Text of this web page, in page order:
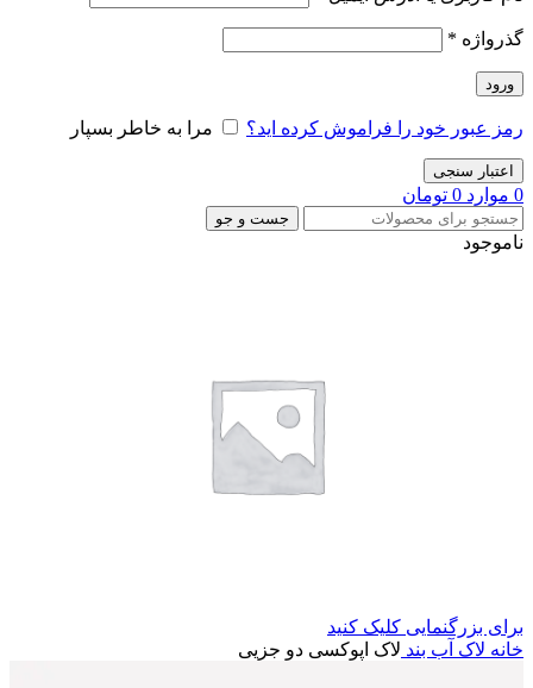
گذرواژه *
ورود
رمز عبور خود را فراموش کرده اید؟ مرا به خاطر بسپار
اعتبار سنجی
0 موارد 0 تومان
جست و جو
ناموجود
برای بزرگنمایی کلیک کنید
خانه لاک آب بند لاک اپوکسی دو جزیی